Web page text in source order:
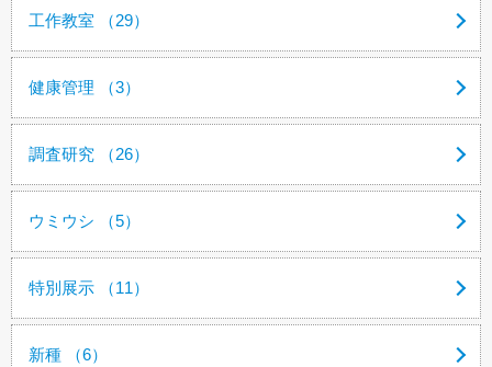
工作教室 （29）
健康管理 （3）
調査研究 （26）
ウミウシ （5）
特別展示 （11）
新種 （6）